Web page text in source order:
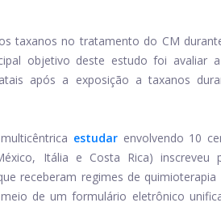
taxanos no tratamento do CM
objetivo deste estudo foi avaliar
após a exposição a taxanos
estudar envolvendo 10
Itália e Costa Rica)
receberam regimes de
de um formulário eletrônico